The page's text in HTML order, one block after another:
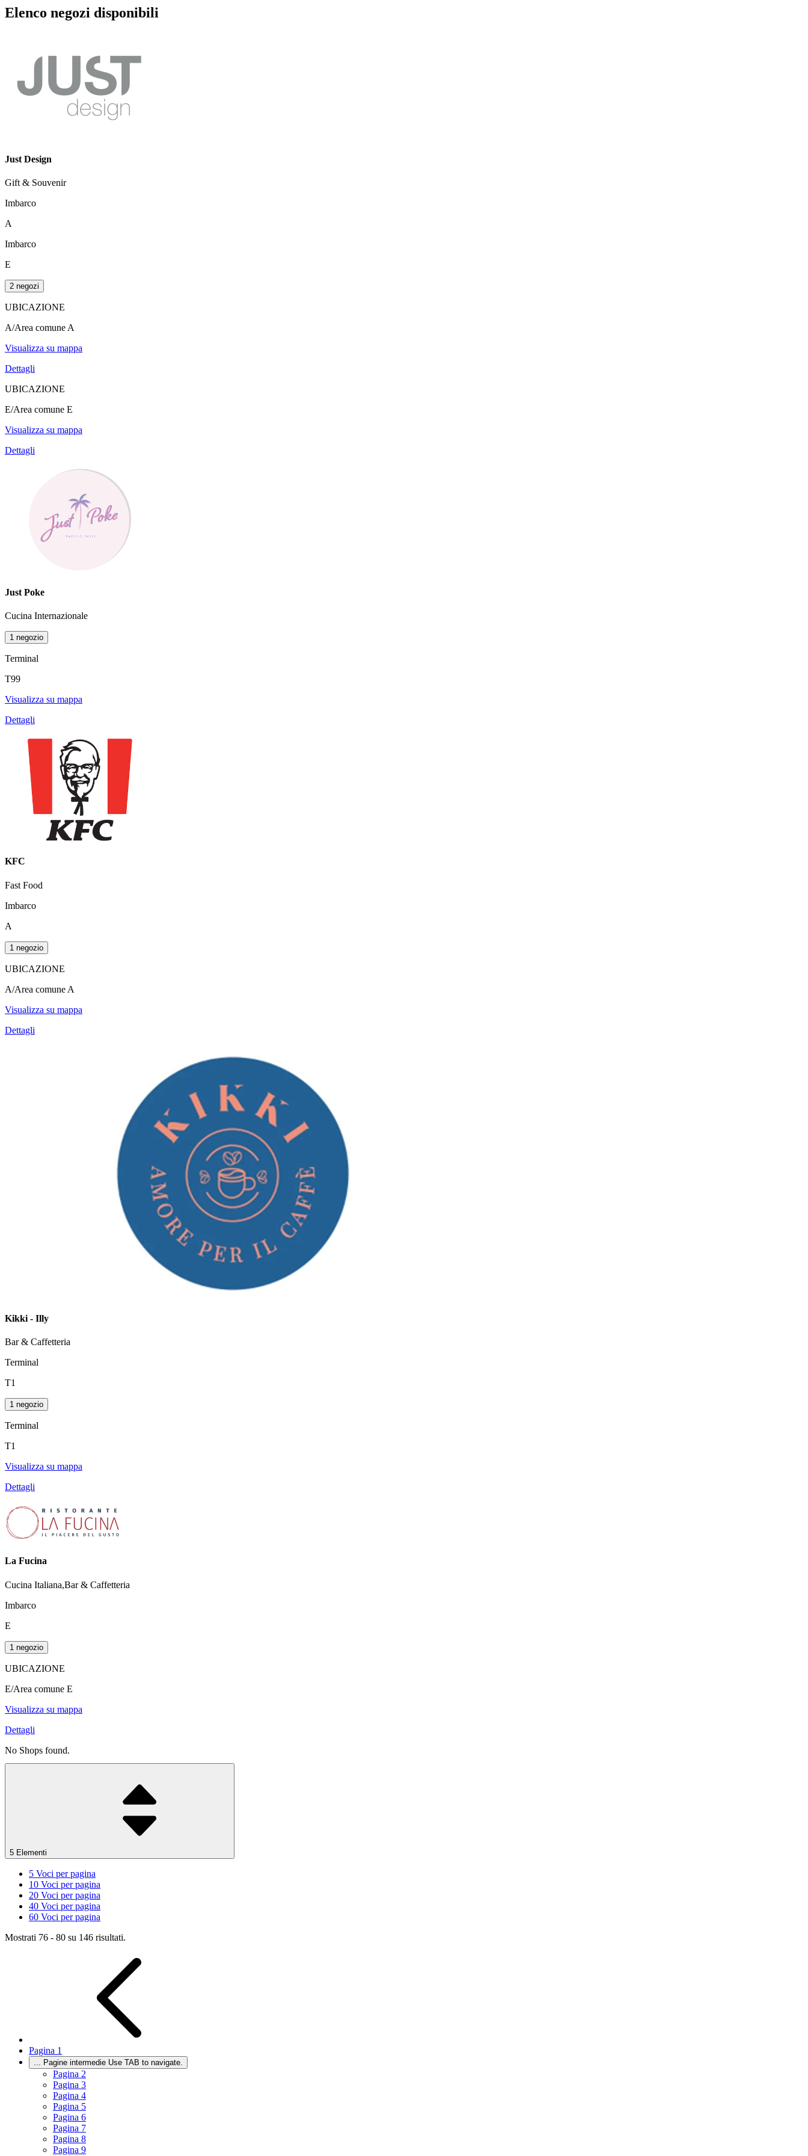
Elenco negozi disponibili
Just Design
Gift & Souvenir
Imbarco
A
Imbarco
E
2 negozi
UBICAZIONE
A/Area comune A
Visualizza su mappa
Dettagli
UBICAZIONE
E/Area comune E
Visualizza su mappa
Dettagli
Just Poke
Cucina Internazionale
1 negozio
Terminal
T99
Visualizza su mappa
Dettagli
KFC
Fast Food
Imbarco
A
1 negozio
UBICAZIONE
A/Area comune A
Visualizza su mappa
Dettagli
Kikki - Illy
Bar & Caffetteria
Terminal
T1
1 negozio
Terminal
T1
Visualizza su mappa
Dettagli
La Fucina
Cucina Italiana,Bar & Caffetteria
Imbarco
E
1 negozio
UBICAZIONE
E/Area comune E
Visualizza su mappa
Dettagli
No Shops found.
5 Elementi
5 Voci per pagina
10 Voci per pagina
20 Voci per pagina
40 Voci per pagina
60 Voci per pagina
Mostrati 76 - 80 su 146 risultati.
Pagina 1
Pagine intermedie Use TAB to navigate.
Pagina 2
Pagina 3
Pagina 4
Pagina 5
Pagina 6
Pagina 7
Pagina 8
Pagina 9